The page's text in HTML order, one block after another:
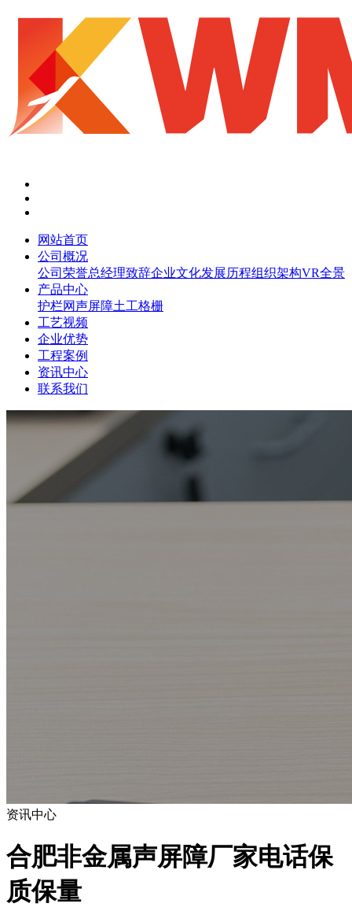
网站首页
公司概况
公司荣誉总经理致辞企业文化发展历程组织架构VR全景
产品中心
护栏网声屏障土工格栅
工艺视频
企业优势
工程案例
资讯中心
联系我们
资讯中心
合肥非金属声屏障厂家电话保
质保量